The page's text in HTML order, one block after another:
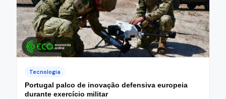
Tecnologia
Portugal palco de inovação defensiva europeia
durante exercício militar